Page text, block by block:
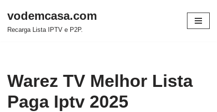
Pular
vodemcasa.com
Recarga Lista IPTV e P2P.
Warez TV Melhor Lista
Paga Iptv 2025